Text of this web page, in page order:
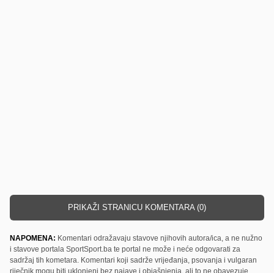
PRIKAŽI STRANICU KOMENTARA (0)
NAPOMENA: Komentari odražavaju stavove njihovih autora/ica, a ne nužno
i stavove portala SportSport.ba te portal ne može i neće odgovarati za
sadržaj tih kometara. Komentari koji sadrže vrijeđanja, psovanja i vulgaran
riječnik mogu biti uklonjeni bez najave i objašnjenja, ali to ne obavezuje